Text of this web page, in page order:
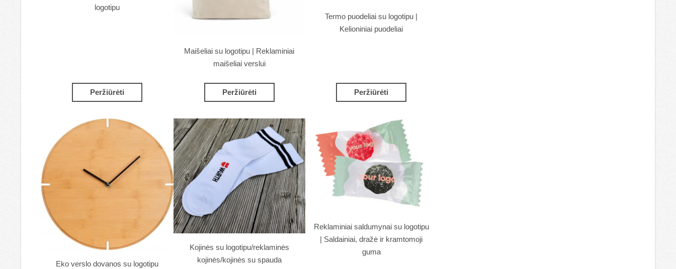
logotipu
Peržiūrėti
Maišeliai su logotipu | Reklaminiai
maišeliai verslui
Peržiūrėti
Termo puodeliai su logotipu |
Kelioniniai puodeliai
Peržiūrėti
Eko verslo dovanos su logotipu
Kojinės su logotipu/reklaminės
kojinės/kojinės su spauda
Reklaminiai saldumynai su logotipu
| Saldainiai, dražė ir kramtomoji
guma